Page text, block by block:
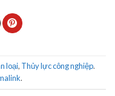
loại, Thủy lực công nghiệp.
.